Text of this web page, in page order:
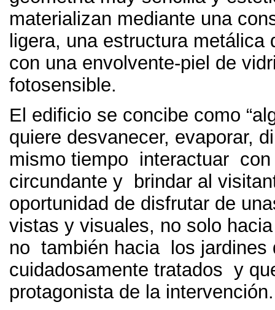
materializan mediante una
ligera, una estructura metálica
con una envolvente-piel de
fotosensible.
El edificio se concibe como
quiere desvanecer, evaporar,
mismo tiempo interactuar con
circundante y brindar al
oportunidad de disfrutar de
vistas y visuales, no solo
no también hacia los jardines
cuidadosamente tratados y
protagonista de la intervención.